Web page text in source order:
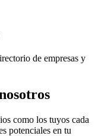
de empresas y
como los tuyos cada
potenciales en tu